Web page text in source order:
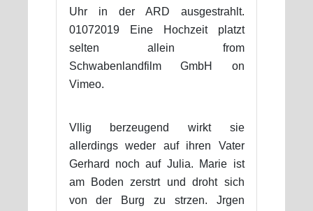
Uhr in der ARD ausgestrahlt.
01072019 Eine Hochzeit platzt
selten allein from
Schwabenlandfilm GmbH on
Vimeo.
Vllig berzeugend wirkt sie
allerdings weder auf ihren Vater
Gerhard noch auf Julia. Marie ist
am Boden zerstrt und droht sich
von der Burg zu strzen. Jrgen